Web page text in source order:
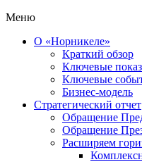
Меню
О «Норникеле»
Краткий обзор
Ключевые
Ключевые
Бизнес-модель
Стратегический отчет
Обращение
Обращение
Расширяем